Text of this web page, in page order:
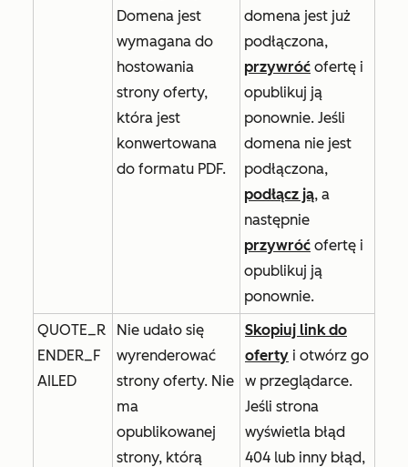
Domena jest
wymagana do
hostowania
strony oferty,
która jest
konwertowana
do formatu PDF.
domena jest już
podłączona,
przywróć ofertę i
opublikuj ją
ponownie. Jeśli
domena nie jest
podłączona,
podłącz ją, a
następnie
przywróć ofertę i
opublikuj ją
ponownie.
QUOTE_R
ENDER_F
AILED
Nie udało się
wyrenderować
strony oferty. Nie
ma
opublikowanej
strony, którą
Skopiuj link do
oferty i otwórz go
w przeglądarce.
Jeśli strona
wyświetla błąd
404 lub inny błąd,